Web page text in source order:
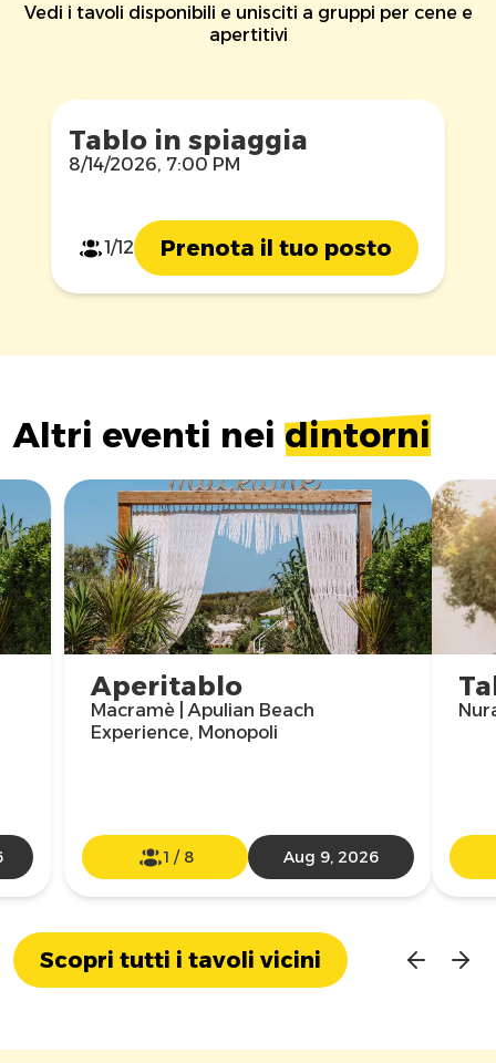
Vedi i tavoli disponibili e unisciti a gruppi per cene e
apertitivi
Tablo in spiaggia
8/14/2026, 7:00 PM
1/12 Prenota il tuo posto
Altri eventi nei dintorni
Aperitablo
Macramè | Apulian Beach
Experience, Monopoli
1 / 8 Aug 9, 2026
Scopri tutti i tavoli vicini